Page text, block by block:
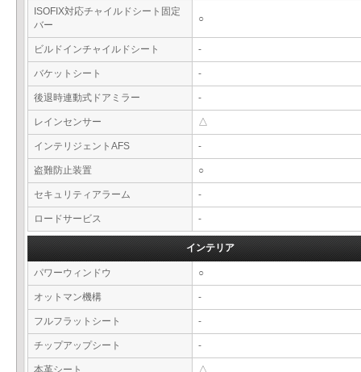
ISOFIX対応チャイルドシート固定
バー
○
ビルドインチャイルドシート -
バケットシート -
後退時連動式ドアミラー -
レインセンサー △
インテリジェントAFS -
盗難防止装置 ○
セキュリティアラーム -
ロードサービス -
インテリア
パワーウィンドウ ○
オットマン機構 -
フルフラットシート -
チップアップシート -
本革シート △